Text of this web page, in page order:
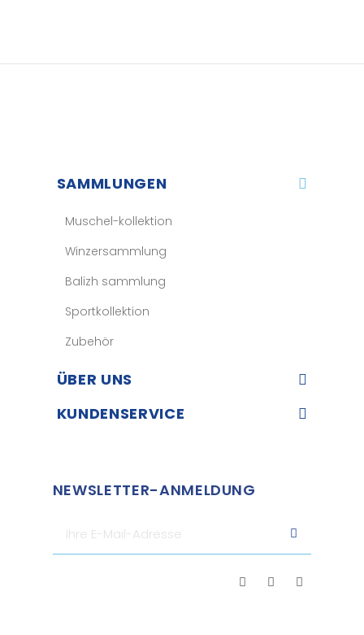
SAMMLUNGEN
Muschel-kollektion
Winzersammlung
Balizh sammlung
Sportkollektion
Zubehör
ÜBER UNS​
KUNDENSERVICE​
NEWSLETTER-ANMELDUNG